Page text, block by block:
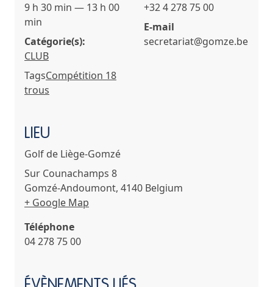
9 h 30 min — 13 h 00
min
Catégorie(s):
CLUB
TagsCompétition 18
trous
+32 4 278 75 00
E-mail
secretariat@gomze.be
LIEU
Golf de Liège-Gomzé
Sur Counachamps 8
Gomzé-Andoumont, 4140 Belgium
+ Google Map
Téléphone
04 278 75 00